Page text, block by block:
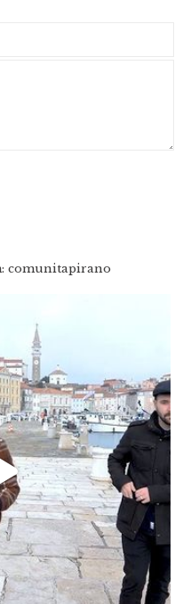
comunitapirano